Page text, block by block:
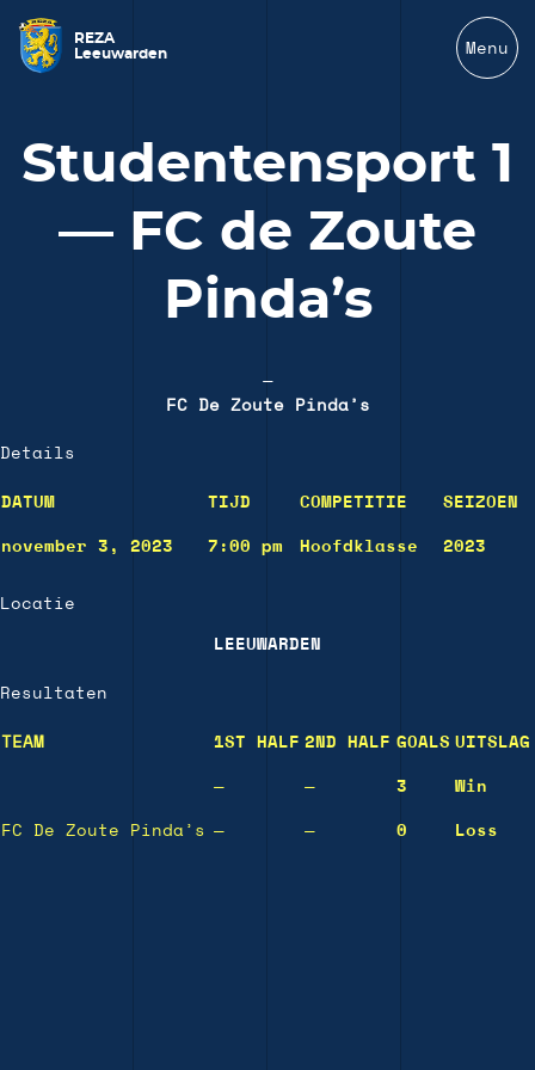
REZA
Leeuwarden
Menu
Studentensport 1
— FC de Zoute
Pinda’s
—
FC De Zoute Pinda’s
Details
DATUM TIJD COMPETITIE SEIZOEN
november 3, 2023 7:00 pm Hoofdklasse 2023
Locatie
LEEUWARDEN
Resultaten
TEAM 1ST HALF 2ND HALF GOALS UITSLAG
— — 3 Win
FC De Zoute Pinda’s — — 0 Loss